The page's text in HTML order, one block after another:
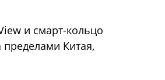
и смарт-кольцо
пределами Китая,